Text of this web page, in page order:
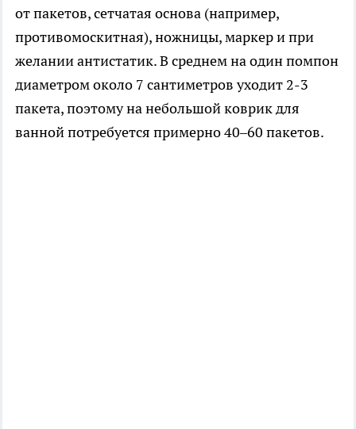
от пакетов, сетчатая основа (например,
противомоскитная), ножницы, маркер и при
желании антистатик. В среднем на один помпон
диаметром около 7 сантиметров уходит 2-3
пакета, поэтому на небольшой коврик для
ванной потребуется примерно 40–60 пакетов.